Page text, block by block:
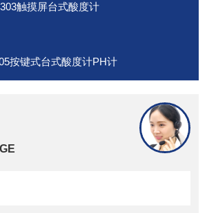
触摸屏台式酸度计
按键式台式酸度计PH计